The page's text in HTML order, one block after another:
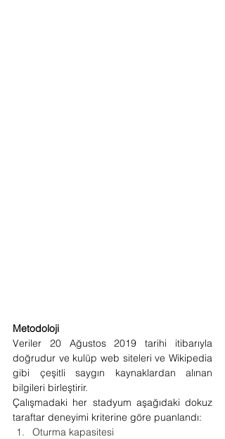
Metodoloji
Veriler 20 Ağustos 2019 tarihi itibarıyla
doğrudur ve kulüp web siteleri ve Wikipedia
gibi çeşitli saygın kaynaklardan alınan
bilgileri birleştirir.
Çalışmadaki her stadyum aşağıdaki dokuz
taraftar deneyimi kriterine göre puanlandı:
Oturma kapasitesi